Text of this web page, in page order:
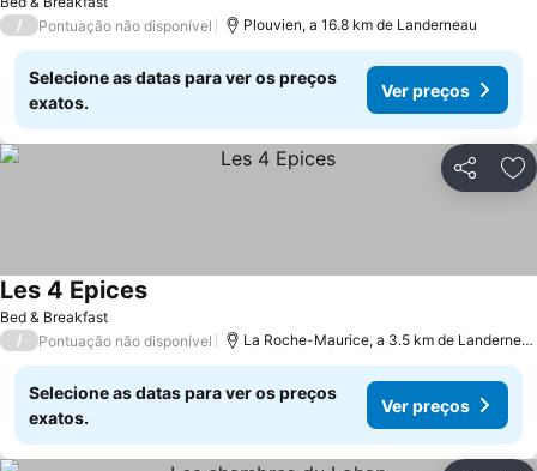
/ Pontuação não disponível Plouvien, a 16.8 km de Landerneau
Selecione as datas para ver os preços
exatos.
Ver preços
Partilhar
Bed & Breakfast
Les 4 EpicesVer preços
/ Pontuação não disponível La Roche-Maurice, a 3.5 km de Landerneau
Selecione as datas para ver os preços
exatos.
Ver preços